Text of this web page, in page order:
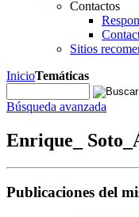
Contactos
Sitios
InicioTemáticas
Búsqueda avanzada
Enrique_
Publicaciones del